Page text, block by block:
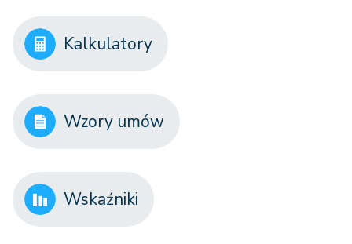
Kalkulatory
Wzory umów
Wskaźniki